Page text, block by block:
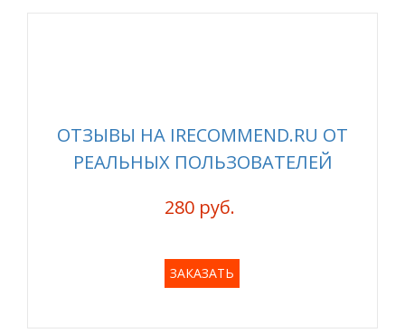
ОТЗЫВЫ НА IRECOMMEND.RU ОТ
РЕАЛЬНЫХ ПОЛЬЗОВАТЕЛЕЙ
280 руб.
ЗАКАЗАТЬ